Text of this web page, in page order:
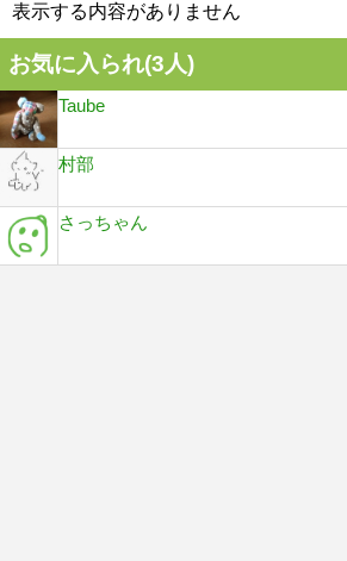
表示する内容がありません
お気に入られ(3人)
Taube
村部
さっちゃん